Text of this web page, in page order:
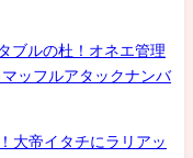
ブルの杜！オネエ管理
ッフルアタックナンバ
大帝イタチにラリアッ